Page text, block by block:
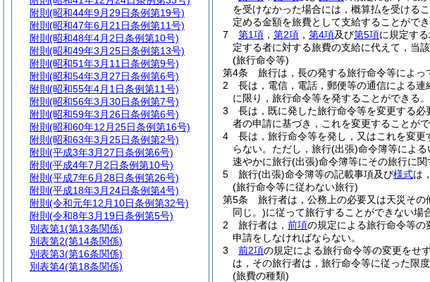
を受けなかった場合には，概算払を受ける
定める金額を旅費として支給することができ
7
第1項 ， 第2項 ， 第4項及び第5項に規定す
定する者に対する旅費の支給に代えて，当
(旅行命令等)
第4条
旅行は，長の発する旅行命令等によっ
2
長は，電信，電話，郵便等の通信による
に限り，旅行命令等を発することができる。
3
長は，既に発した旅行命令等を変更する必
者の申請に基づき，これを変更することがで
4
長は，旅行命令等を発し，又はこれを変更
らない。 ただし，旅行(出張)命令簿等による
速やかに旅行(出張)命令簿等にその旅行に関
5
旅行(出張)命令簿等の記載事項及び様式は
(旅行命令等に従わない旅行)
第5条
旅行者は，公務上の必要又は天災そ
同じ。)に従って旅行することができない場
2
旅行者は， 前項の規定による旅行命令等
申請をしなければならない。
3
前2項の規定による旅行命令等の変更をせ
は，その旅行者は，旅行命令等に従った限
(旅費の種類)
附則 (昭和44年9月29日条例第19号)
附則 (昭和47年6月21日条例第11号)
附則 (昭和48年4月2日条例第10号)
附則 (昭和49年3月25日条例第13号)
附則 (昭和51年3月11日条例第9号)
附則 (昭和54年3月27日条例第6号)
附則 (昭和55年4月1日条例第11号)
附則 (昭和56年3月30日条例第7号)
附則 (昭和59年3月26日条例第6号)
附則 (昭和60年12月25日条例第16号)
附則 (昭和63年3月25日条例第2号)
附則 (平成3年3月27日条例第6号)
附則 (平成4年7月2日条例第10号)
附則 (平成7年6月28日条例第26号)
附則 (平成18年3月24日条例第4号)
附則 (令和元年12月10日条例第32号)
附則 (令和8年3月19日条例第5号)
別表第1(第13条関係)
別表第2(第14条関係)
別表第3(第16条関係)
別表第4(第18条関係)